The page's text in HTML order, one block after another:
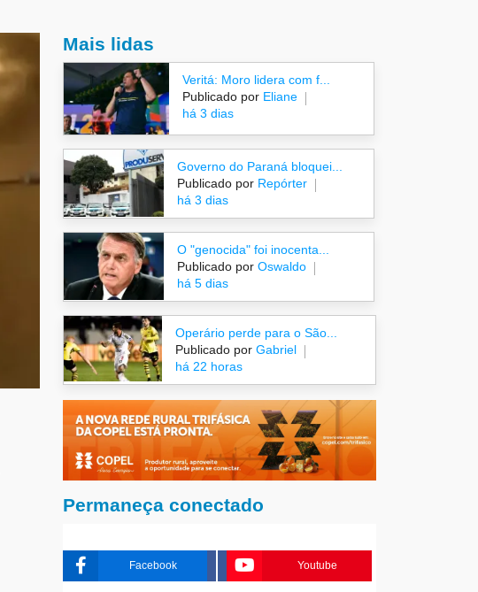
Mais lidas
Veritá: Moro lidera com f...
Publicado porEliane
há 3 dias
Governo do Paraná bloquei...
Publicado por Repórter
há 3 dias
O "genocida" foi inocenta...
Publicado por Oswaldo
há 5 dias
Operário perde para o São...
Publicado por Gabriel
há 22 horas
Permaneça conectado
Facebook Youtube